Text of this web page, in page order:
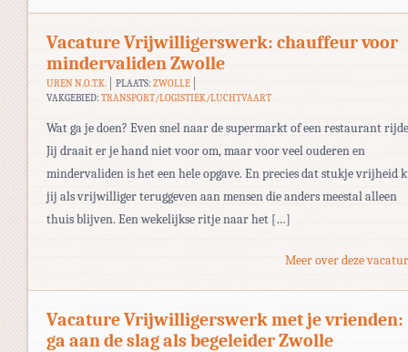
Vacature Vrijwilligerswerk: chauffeur voor
mindervaliden Zwolle
UREN N.O.T.K. PLAATS: ZWOLLE
VAKGEBIED: TRANSPORT/LOGISTIEK/LUCHTVAART
Wat ga je doen? Even snel naar de supermarkt of een restaurant
Jij draait er je hand niet voor om, maar voor veel ouderen en
mindervaliden is het een hele opgave. En precies dat stukje vrijheid
jij als vrijwilliger teruggeven aan mensen die anders meestal alleen
thuis blijven. Een wekelijkse ritje naar het […]
Meer over deze
Vacature Vrijwilligerswerk met je vrienden:
ga aan de slag als begeleider Zwolle